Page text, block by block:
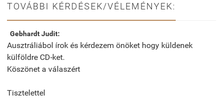
TOVÁBBI KÉRDÉSEK/VÉLEMÉNYEK:
Gebhardt Judit:
Ausztráliábol írok és kérdezem önöket hogy küldenek
külföldre CD-ket.
Köszönet a válaszért
Tisztelettel